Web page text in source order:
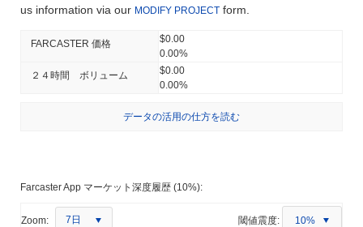
us information via our MODIFY PROJECT form.
FARCASTER 価格
$0.00
0.00%
２４時間 ボリューム
$0.00
0.00%
データの活用の仕方を読む
Farcaster App マーケット深度履歴 (10%):
Zoom: 7日 閾値震度: 10%